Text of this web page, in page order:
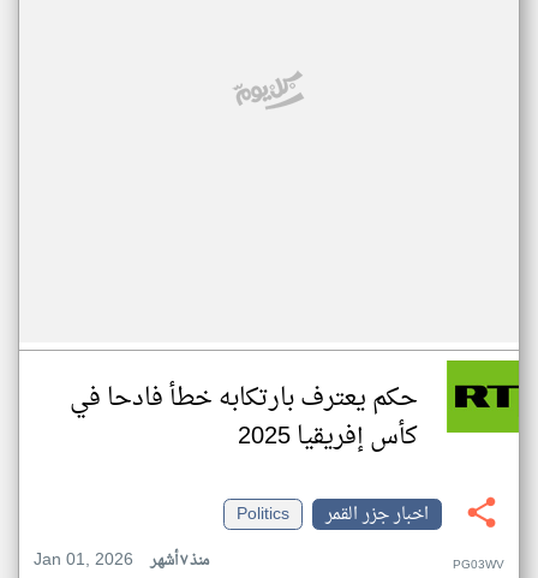
حكم يعترف بارتكابه خطأ فادحا في
كأس إفريقيا 2025
اخبار جزر القمر
Politics
Jan 01, 2026
منذ ٧ أشهر PG03WV